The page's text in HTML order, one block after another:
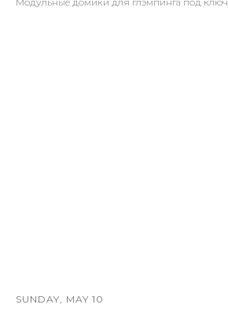
SUNDAY, MAY 10